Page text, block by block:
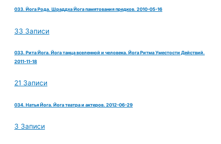
033. Йога Рода. Шраддха Йога памятования предков. 2010-05-16
33 Записи
033. Рита Йога. Йога танца вселенной и человека. Йога Ритма Уместости Действий.
2011-11-18
21 Записи
034. Натья Йога. Йога театра и актеров. 2012-06-29
3 Записи